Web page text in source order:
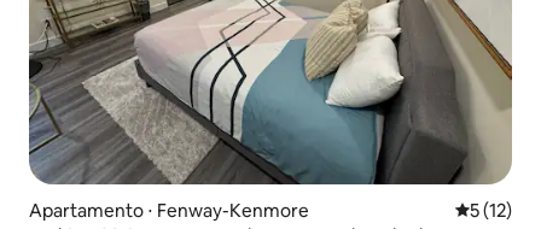
Apartamento ⋅ Fenway-Kenmore 5 de uma
5 (12)